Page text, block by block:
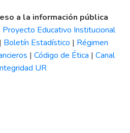
a la información pública
Proyecto Educativo Institucional
| Boletín Estadístico | Régimen
| Código de Ética | Canal
UR